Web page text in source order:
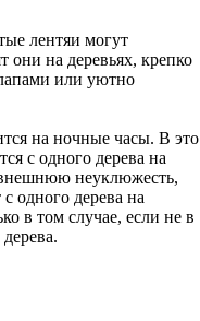
лентяи могут
они на деревьях, крепко
или уютно
на ночные часы. В это
с одного дерева на
неуклюжесть,
одного дерева на
в том случае, если не в